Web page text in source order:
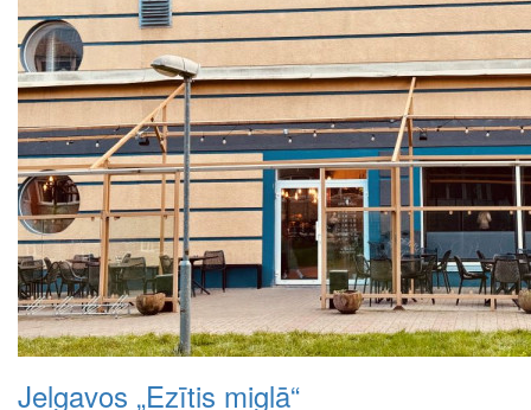
Jelgavos „Ezītis miglā“